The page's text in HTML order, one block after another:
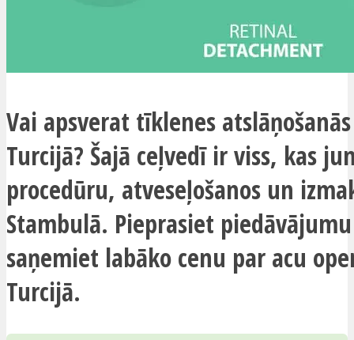
Vai apsverat tīklenes
Turcijā? Šajā ceļvedī ir viss, kas
procedūru, atveseļošanos un
Stambulā. Pieprasiet
saņemiet labāko cenu par acu
Turcijā.